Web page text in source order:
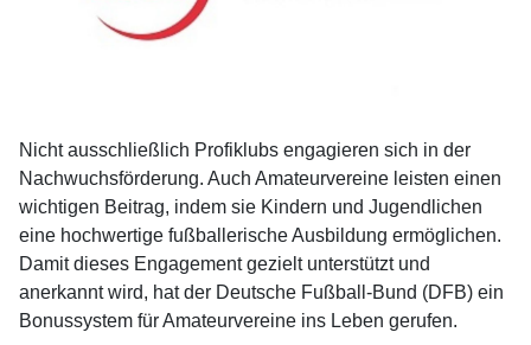
Nicht ausschließlich Profiklubs engagieren sich in der
Nachwuchsförderung. Auch Amateurvereine leisten einen
wichtigen Beitrag, indem sie Kindern und Jugendlichen
eine hochwertige fußballerische Ausbildung ermöglichen.
Damit dieses Engagement gezielt unterstützt und
anerkannt wird, hat der Deutsche Fußball-Bund (DFB) ein
Bonussystem für Amateurvereine ins Leben gerufen.